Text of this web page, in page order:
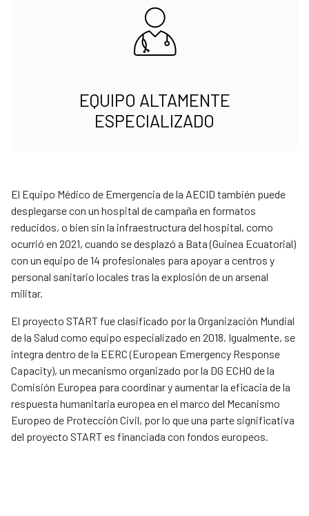
EQUIPO ALTAMENTE
ESPECIALIZADO
El Equipo Médico de Emergencia de la AECID también puede
desplegarse con un hospital de campaña en formatos
reducidos, o bien sin la infraestructura del hospital, como
ocurrió en 2021, cuando se desplazó a Bata (Guinea Ecuatorial)
con un equipo de 14 profesionales para apoyar a centros y
personal sanitario locales tras la explosión de un arsenal
militar.
El proyecto START fue clasificado por la Organización Mundial
de la Salud como equipo especializado en 2018. Igualmente, se
integra dentro de la EERC (European Emergency Response
Capacity), un mecanismo organizado por la DG ECHO de la
Comisión Europea para coordinar y aumentar la eficacia de la
respuesta humanitaria europea en el marco del Mecanismo
Europeo de Protección Civil, por lo que una parte significativa
del proyecto START es financiada con fondos europeos.